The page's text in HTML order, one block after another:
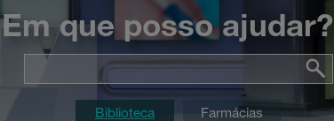
Em que posso ajudar?
Biblioteca Farmácias